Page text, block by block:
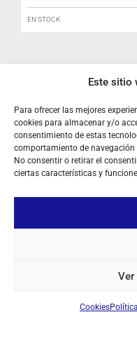
Este sitio
Para ofrecer las mejores
cookies para almacenar y/o
consentimiento de estas
comportamiento de
No consentir o retirar el
ciertas características y
Ver
Cookies
EN STOCK
SOBRE NOSOTROS
TU CUENTA
+